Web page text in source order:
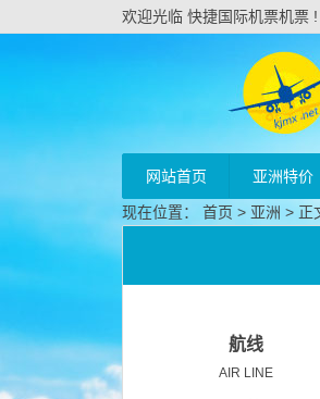
欢迎光临 快捷国际机票机票
网站首页 亚洲特价
现在位置： 首页 > 亚洲 > 正
航线
AIR LINE